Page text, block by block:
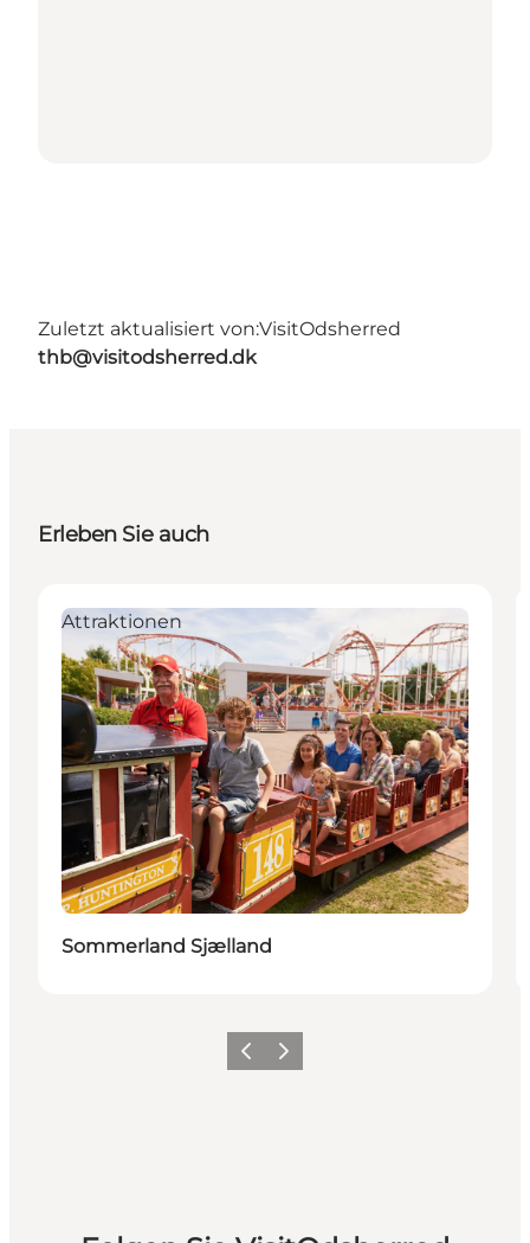
Zuletzt aktualisiert von:VisitOdsherred
thb@visitodsherred.dk
Erleben Sie auch
Attraktionen
Sommerland Sjælland
Vorherige Folie
Nächste Folie